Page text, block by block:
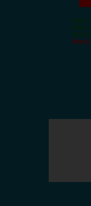
Note 1:
Note 2:
Note 3:
Note 4: